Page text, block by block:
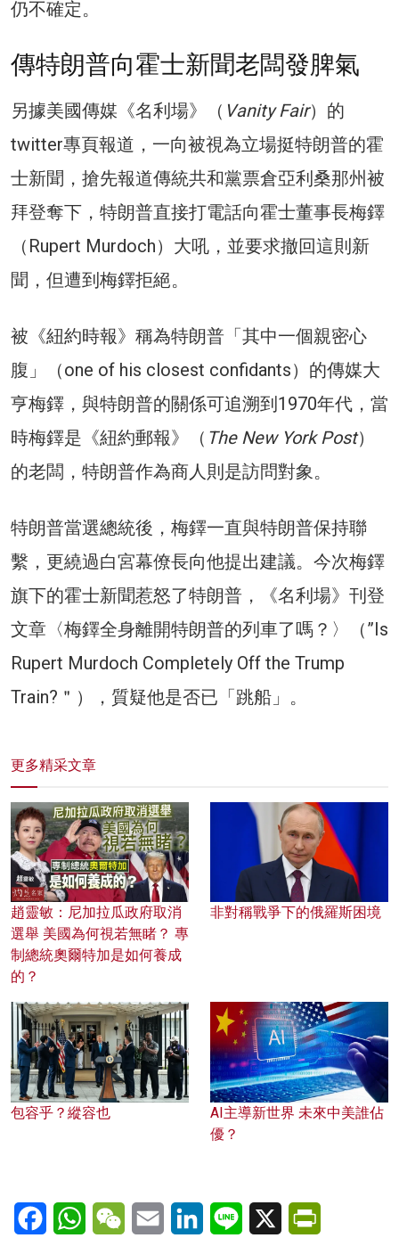
仍不確定。
傳特朗普向霍士新聞老闆發脾氣
另據美國傳媒《名利場》（ Vanity Fair）的
twitter專頁報道，一向被視為立場挺特朗普的霍
士新聞，搶先報道傳統共和黨票倉亞利桑那州被
拜登奪下，特朗普直接打電話向霍士董事長梅鐸
（Rupert Murdoch）大吼，並要求撤回這則新
聞，但遭到梅鐸拒絕。
被《紐約時報》稱為特朗普「其中一個親密心
腹」（one of his closest confidants）的傳媒大
亨梅鐸，與特朗普的關係可追溯到1970年代，當
時梅鐸是《紐約郵報》（ The New York Post）
的老闆，特朗普作為商人則是訪問對象。
特朗普當選總統後，梅鐸一直與特朗普保持聯
繫，更繞過白宮幕僚長向他提出建議。今次梅鐸
旗下的霍士新聞惹怒了特朗普，《名利場》刊登
文章〈梅鐸全身離開特朗普的列車了嗎？〉（”Is
Rupert Murdoch Completely Off the Trump
Train?＂），質疑他是否已「跳船」。
更多精采文章
趙靈敏：尼加拉瓜政府取消
選舉 美國為何視若無睹？ 專
制總統奧爾特加是如何養成
的？
非對稱戰爭下的俄羅斯困境
包容乎？縱容也
AI主導新世界 未來中美誰佔
優？
FacebookWhatsAppWeChatEmail LinkedInLine X